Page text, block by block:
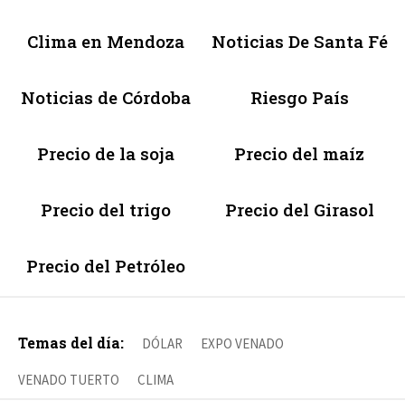
Clima en Mendoza Noticias De Santa Fé
Noticias de Córdoba Riesgo País
Precio de la soja Precio del maíz
Precio del trigo Precio del Girasol
Precio del Petróleo
Temas del día: DÓLAR EXPO VENADO
VENADO TUERTO CLIMA